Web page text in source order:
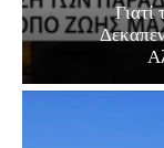
Γιατί